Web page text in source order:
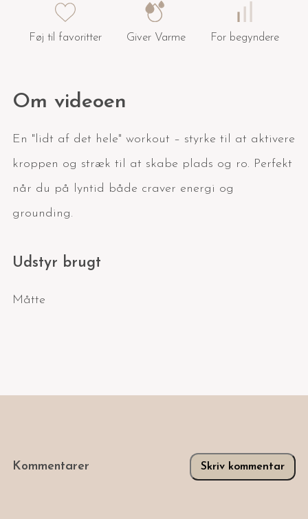
Føj til favoritter Giver Varme For begyndere
Om videoen
En "lidt af det hele" workout – styrke til at aktivere
kroppen og stræk til at skabe plads og ro. Perfekt
når du på lyntid både craver energi og
grounding.
Udstyr brugt
Måtte
Kommentarer Skriv kommentar